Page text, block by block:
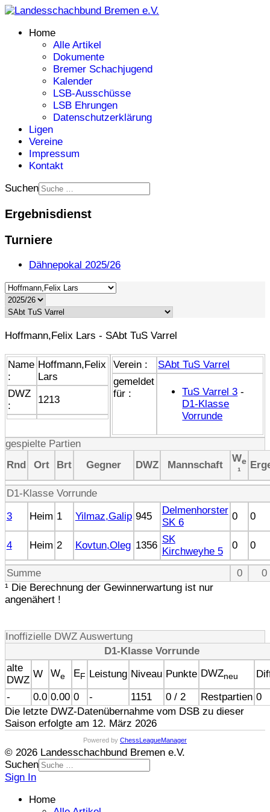
Home
Alle Artikel
Dokumente
Bremer Schachjugend
Kalender
LSB-Ausschüsse
LSB Ehrungen
Datenschutzerklärung
Ligen
Vereine
Impressum
Kontakt
Suchen
Ergebnisdienst
Turniere
Dähnepokal 2025/26
Hoffmann,Felix Lars - SAbt TuS Varrel
Name
:
Hoffmann,Felix
Lars
DWZ
:
1213
Verein :
SAbt TuS Varrel
gemeldet
für :
TuS Varrel 3 -
D1-Klasse
Vorrunde
gespielte Partien
Rnd
Ort Brt Gegner DWZ Mannschaft
We
¹
D1-Klasse Vorrunde
3
Heim 1 Yilmaz,Galip 945
Delmenhorster
SK 6
0 0
4 Heim 2 Kovtun,Oleg 1356
SK
Kirchweyhe 5
0 0
Summe 0
0
¹ Die Berechnung der Gewinnerwartung ist nur
angenähert !
Inoffizielle DWZ Auswertung
D1-Klasse Vorrunde
alte
DWZ
W We EF Leistung Niveau Punkte DWZneu
-
0.0 0.00 0 - 1151 0 / 2 Restpartien 0
Die letzte DWZ-Datenübernahme vom DSB zu dieser
Saison erfolgte am 12. März 2026
Powered by ChessLeagueManager
© 2026 Landesschachbund Bremen e.V.
Suchen
Sign In
Home